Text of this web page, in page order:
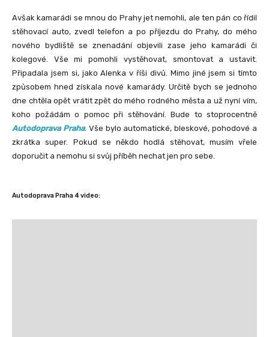
Avšak kamarádi se mnou do Prahy jet nemohli, ale ten pán co řídil
stěhovací auto, zvedl telefon a po příjezdu do Prahy, do mého
nového bydliště se znenadání objevili zase jeho kamarádi či
kolegové. Vše mi pomohli vystěhovat, smontovat a ustavit.
Připadala jsem si, jako Alenka v říši divů. Mimo jiné jsem si tímto
způsobem hned získala nové kamarády. Určitě bych se jednoho
dne chtěla opět vrátit zpět do mého rodného města a už nyní vím,
koho požádám o pomoc při stěhování. Bude to stoprocentně
Autodoprava Praha. Vše bylo automatické, bleskové, pohodové a
zkrátka super. Pokud se někdo hodlá stěhovat, musím vřele
doporučit a nemohu si svůj příběh nechat jen pro sebe.
Autodoprava Praha 4 video: